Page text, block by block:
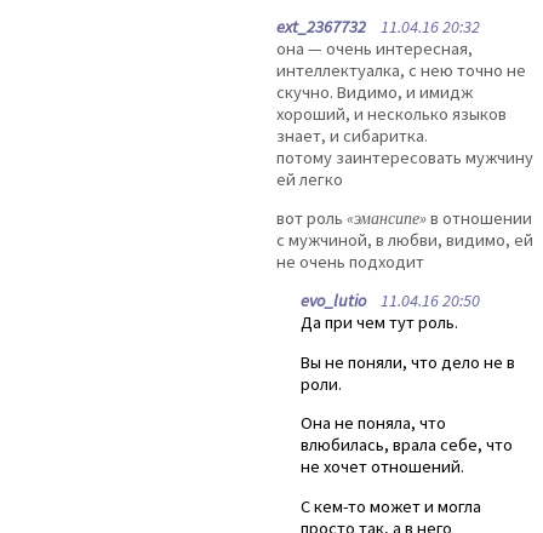
ext_2367732 11.04.16 20:32
она — очень интересная,
интеллектуалка, с нею точно не
скучно. Видимо, и имидж
хороший, и несколько языков
знает, и сибаритка.
потому заинтересовать мужчину
ей легко
вот роль «эмансипе»в отношении
с мужчиной, в любви, видимо, ей
не очень подходит
evo_lutio11.04.16 20:50
Да при чем тут роль.
Вы не поняли, что дело не в
роли.
Она не поняла, что
влюбилась, врала себе, что
не хочет отношений.
С кем-то может и могла
просто так, а в него